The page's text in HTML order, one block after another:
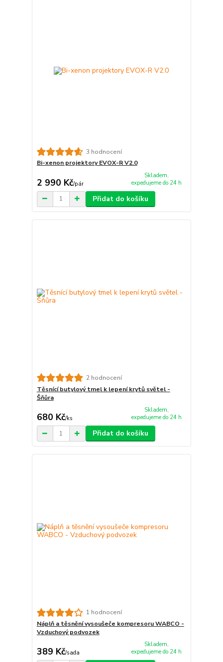
3 hodnocení
Bi-xenon projektory EVOX-R V2.0
2 990 Kč/pár
Skladem,
expedujeme do 24 h
Přidat do košíku
2 hodnocení
Těsnící butylový tmel k lepení krytů světel -
Šňůra
680 Kč/ks
Skladem,
expedujeme do 24 h
Přidat do košíku
1 hodnocení
Náplň a těsnění vysoušeče kompresoru WABCO -
Vzduchový podvozek
389 Kč/sada
Skladem,
expedujeme do 24 h